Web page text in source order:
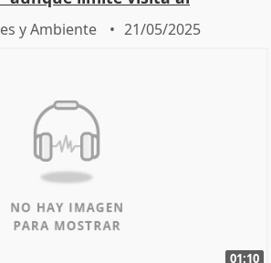
y Ambiente 21/05/2025
01:10